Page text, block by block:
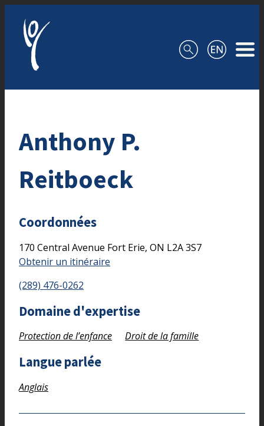
Anthony P.
Reitboeck
Coordonnées
170 Central Avenue Fort Erie, ON L2A 3S7
Obtenir un itinéraire
(289) 476-0262
Domaine d'expertise
Protection de l’enfance Droit de la famille
Langue parlée
Anglais